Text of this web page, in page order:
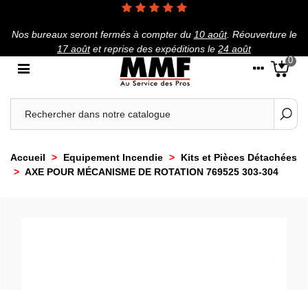
Nos bureaux seront fermés à compter du 10 août. Réouverture le
17 aoûtet reprise des expéditions le 24 août
0
Accueil > Equipement Incendie >
Kits et Pièces Détachées
> AXE POUR MÉCANISME DE ROTATION 769525 303-304